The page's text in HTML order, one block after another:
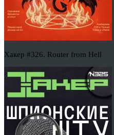
Хакер #326. Router from Hell